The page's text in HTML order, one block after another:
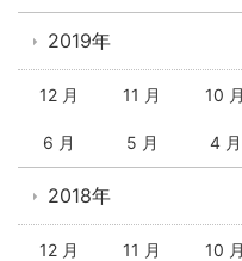
2019年
12 月 11 月 10 月
6 月 5 月 4 月
2018年
12 月 11 月 10 月